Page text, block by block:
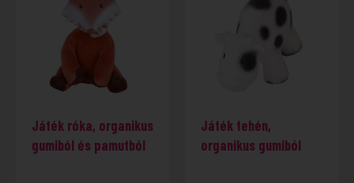
Játék róka, organikus
gumiból és pamutból
Játék tehén,
organikus gumiból